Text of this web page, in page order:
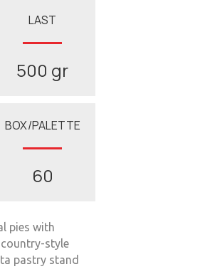
LAST
500 gr
BOX/PALETTE
60
pies with
style
pastry stand